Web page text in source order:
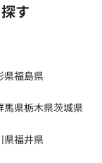
す
県福島県
馬県栃木県茨城県
県福井県